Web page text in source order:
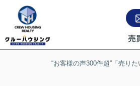
売
“お客様の声300件超”「売り